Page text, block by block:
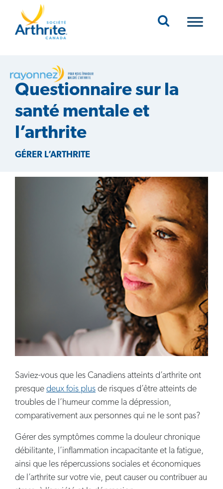
Mobile Navigation
Questionnaire sur la
santé mentale et
l’arthrite
GÉRER L’ARTHRITE
Saviez-vous que les Canadiens atteints d’arthrite ont
presque deux fois plus de risques d’être atteints de
troubles de l’humeur comme la dépression,
comparativement aux personnes qui ne le sont pas?
Gérer des symptômes comme la douleur chronique
débilitante, l’inflammation incapacitante et la fatigue,
ainsi que les répercussions sociales et économiques
de l’arthrite sur votre vie, peut causer ou contribuer au